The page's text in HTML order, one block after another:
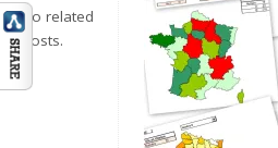
No related
posts.